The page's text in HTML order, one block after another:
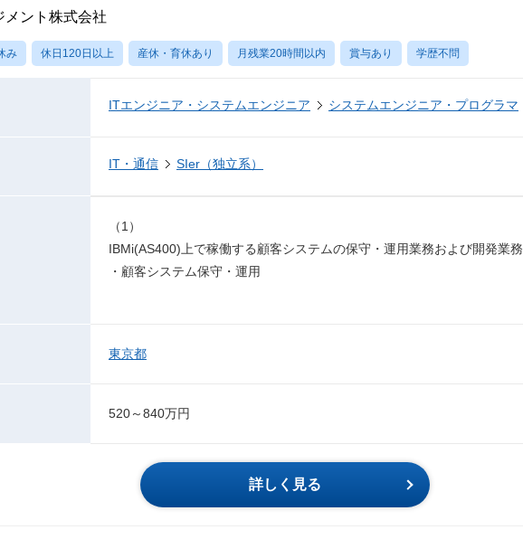
ント株式会社
み 休日120日以上 産休・育休あり 月残業20時間以内 賞与あり 学歴不問
ITエンジニア・システムエンジニア システムエンジニア・プログラマ
IT・通信 SIer（独立系）
（1）
IBMi(AS400)上で稼働する顧客システムの保守・運用業務および開発業務
・顧客システム保守・運用
東京都
520～840万円
詳しく見る